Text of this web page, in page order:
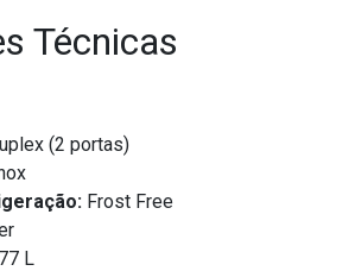
Técnicas
(2 portas)
Frost Free
L